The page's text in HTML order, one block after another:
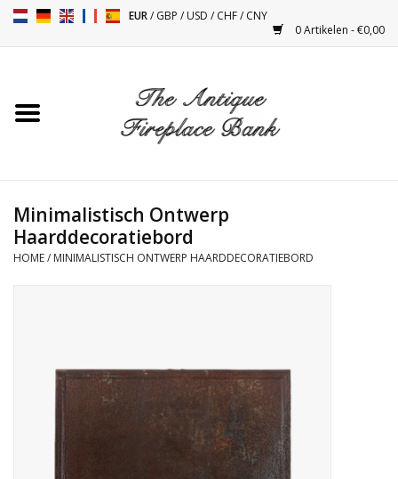
EUR/GBP /USD /CHF/CNY
0 Artikelen - €0,00
Toebehoren
Kacheltjes
Objecten
Minimalistisch Ontwerp
Haarddecoratiebord
HOME/ MINIMALISTISCH ONTWERP HAARDDECORATIEBORD